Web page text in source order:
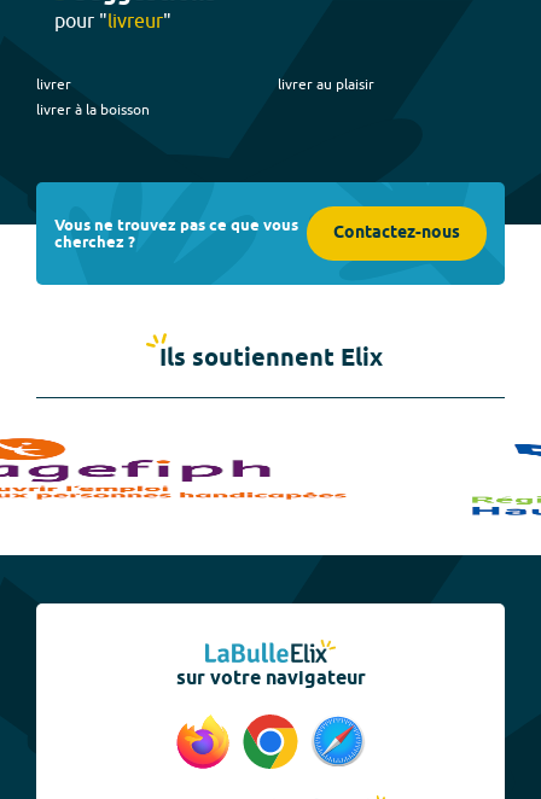
pour "livreur"
livrer
livrer à la boisson
livrer au plaisir
Vous ne trouvez pas ce que vous
cherchez ? Contactez-nous
Ils soutiennent Elix
sur votre navigateur